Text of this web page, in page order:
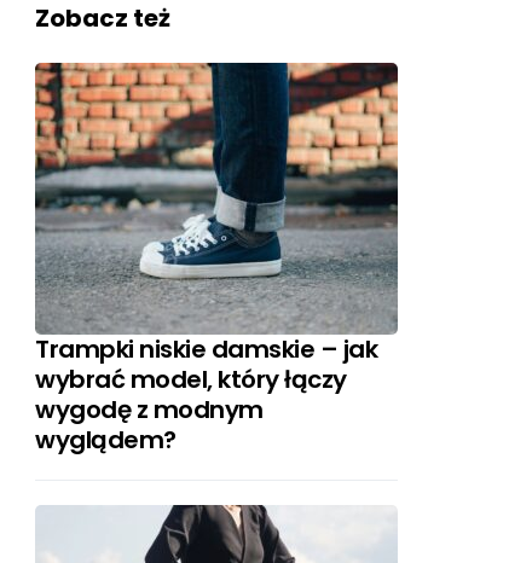
Zobacz też
Trampki niskie damskie – jak
wybrać model, który łączy
wygodę z modnym
wyglądem?